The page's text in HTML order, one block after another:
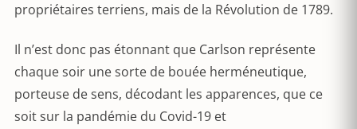
propriétaires terriens, mais de la Révolution de 1789.
Il n’est donc pas étonnant que Carlson représente
chaque soir une sorte de bouée herméneutique,
porteuse de sens, décodant les apparences, que ce
soit sur la pandémie du Covid-19 et